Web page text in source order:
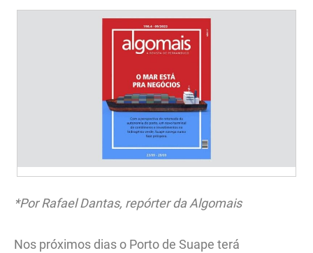
*Por Rafael Dantas, repórter da Algomais
Nos próximos dias o Porto de Suape terá